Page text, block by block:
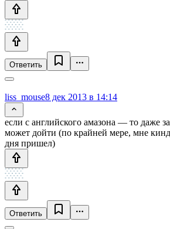
Ответить
liss_mouse8 дек 2013 в 14:14
если с английского амазона — то даже
может дойти (по крайней мере, мне
дня пришел)
Ответить